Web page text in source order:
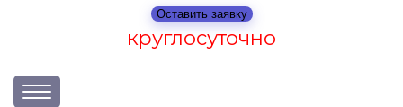
Оставить заявку
круглосуточно